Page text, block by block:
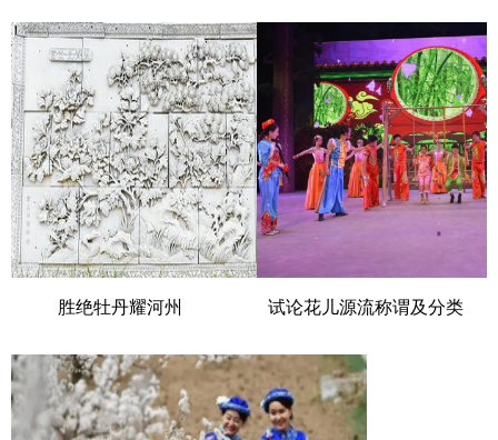
胜绝牡丹耀河州 试论花儿源流称谓及分类